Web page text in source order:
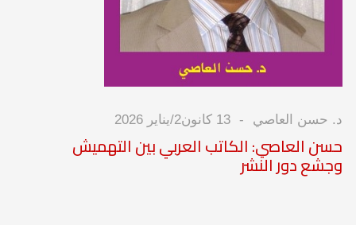
د. حسن العاصي 13 كانون2/يناير 2026
حسن العاصي: الكاتب العربي بين التهميش
وجشع دور النشر